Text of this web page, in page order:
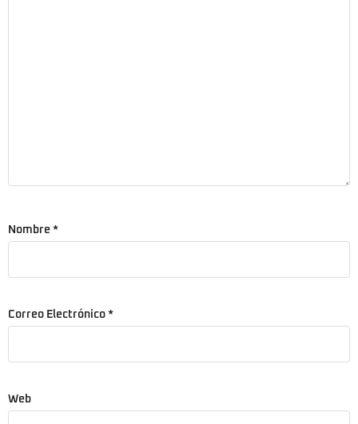
Nombre *
Correo Electrónico *
Web